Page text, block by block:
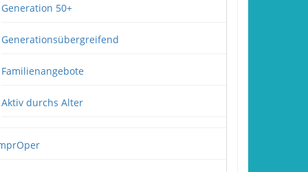
Generation 50+
Generationsübergreifend
Familienangebote
Aktiv durchs Alter